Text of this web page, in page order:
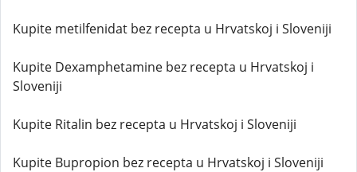
Kupite metilfenidat bez recepta u Hrvatskoj i Sloveniji
Kupite Dexamphetamine bez recepta u Hrvatskoj i
Sloveniji
Kupite Ritalin bez recepta u Hrvatskoj i Sloveniji
Kupite Bupropion bez recepta u Hrvatskoj i Sloveniji